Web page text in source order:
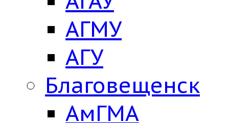
АГМУ
АГУ
Благовещенск
АмГМА